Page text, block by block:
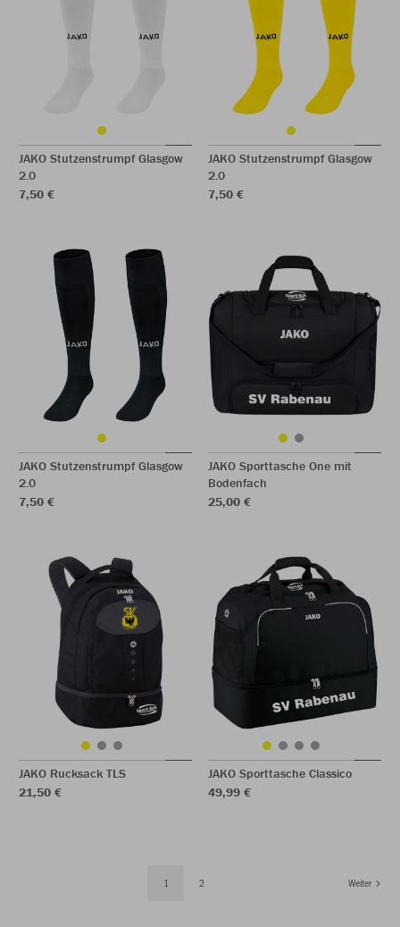
JAKO Stutzenstrumpf Glasgow
2.0
7,50 €
JAKO Stutzenstrumpf Glasgow
2.0
7,50 €
JAKO Stutzenstrumpf Glasgow
2.0
7,50 €
JAKO Sporttasche One mit
Bodenfach
25,00 €
JAKO Rucksack TLS
21,50 €
JAKO Sporttasche Classico
49,99 €
1 2 Weiter